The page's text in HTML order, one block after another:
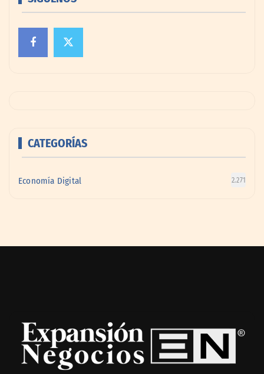
CATEGORÍAS
Economía Digital 2.271